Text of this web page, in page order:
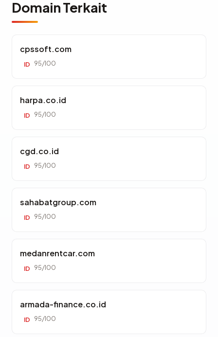
Domain Terkait
cpssoft.com
ID 95/100
harpa.co.id
ID 95/100
cgd.co.id
ID 95/100
sahabatgroup.com
ID 95/100
medanrentcar.com
ID 95/100
armada-finance.co.id
ID 95/100